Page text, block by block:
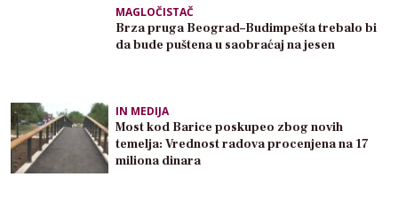
MAGLOČISTAČ
Brza pruga Beograd–Budimpešta trebalo bi
da bude puštena u saobraćaj na jesen
IN MEDIJA
Most kod Barice poskupeo zbog novih
temelja: Vrednost radova procenjena na 17
miliona dinara